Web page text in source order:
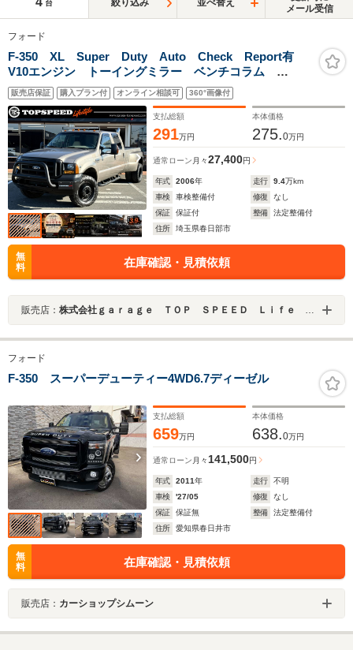
台 絞り込み 並べ替え
メール受信
フォード
F-350 XL Super Duty Auto Check Report有
V10エンジン トーイングミラー ベンチコラム
4WD カーゴフェイス 煙突マフラー シート張替 デ
ィユーリーマーカー ヒッチメンバー バックカメラ
ETC Bluetooth
販売店保証 購入プラン付 オンライン相談可 360°画像付
支払総額
291万円
本体価格
275.0万円
通常ローン 月々27,400円
年式 2006年 走行 9.4万km
車検
車検整備付 修復
なし
保証
保証付 整備
法定整備付
住所
埼玉県春日部市
無
料
在庫確認・見積依頼
販売店： 株式会社ｇａｒａｇｅ ＴＯＰ ＳＰＥＥＤ Ｌｉｆｅ Ｓｔｙｌｅ
フォード
F-350 スーパーデューティー4WD6.7ディーゼル
支払総額
659万円
本体価格
638.0万円
通常ローン 月々141,500円
年式 2011年 走行
不明
車検
'27/05 修復
なし
保証
保証無 整備
法定整備付
住所
愛知県春日井市
無
料
在庫確認・見積依頼
販売店： カーショップシムーン